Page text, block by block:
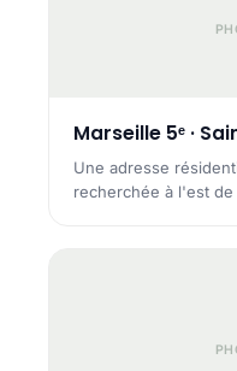
Marseille 5ᵉ ·
Une adresse
recherchée à l'est de